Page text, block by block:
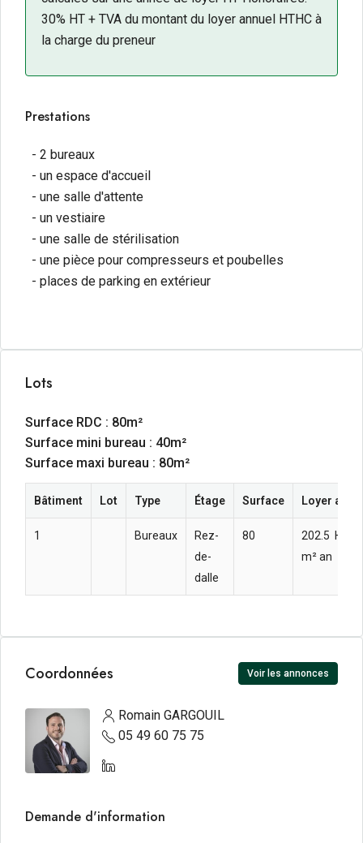
30% HT + TVA du montant du loyer annuel HTHC à
la charge du preneur
Prestations
- 2 bureaux
- un espace d'accueil
- une salle d'attente
- un vestiaire
- une salle de stérilisation
- une pièce pour compresseurs et poubelles
- places de parking en extérieur
Lots
Surface RDC : 80m²
Surface mini bureau : 40m²
Surface maxi bureau : 80m²
Bâtiment Lot Type Étage Surface Loyer
1 Bureaux
Rez-
de-
dalle
80
202.5  HT
m² an
Coordonnées Voir les annonces
Romain GARGOUIL
05 49 60 75 75
Demande d'information